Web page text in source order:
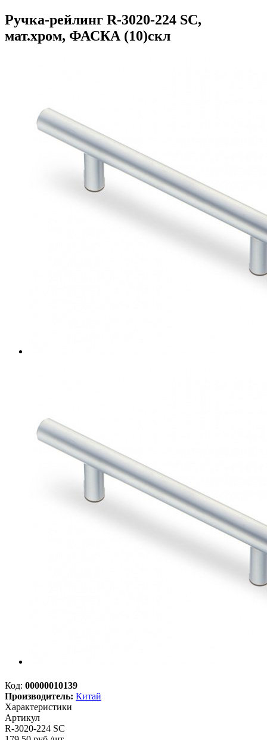
Ручка-рейлинг R-3020-224 SC,
мат.хром, ФАСКА (10)скл
Код: 00000010139
Производитель: Китай
Характеристики
Артикул
R-3020-224 SC